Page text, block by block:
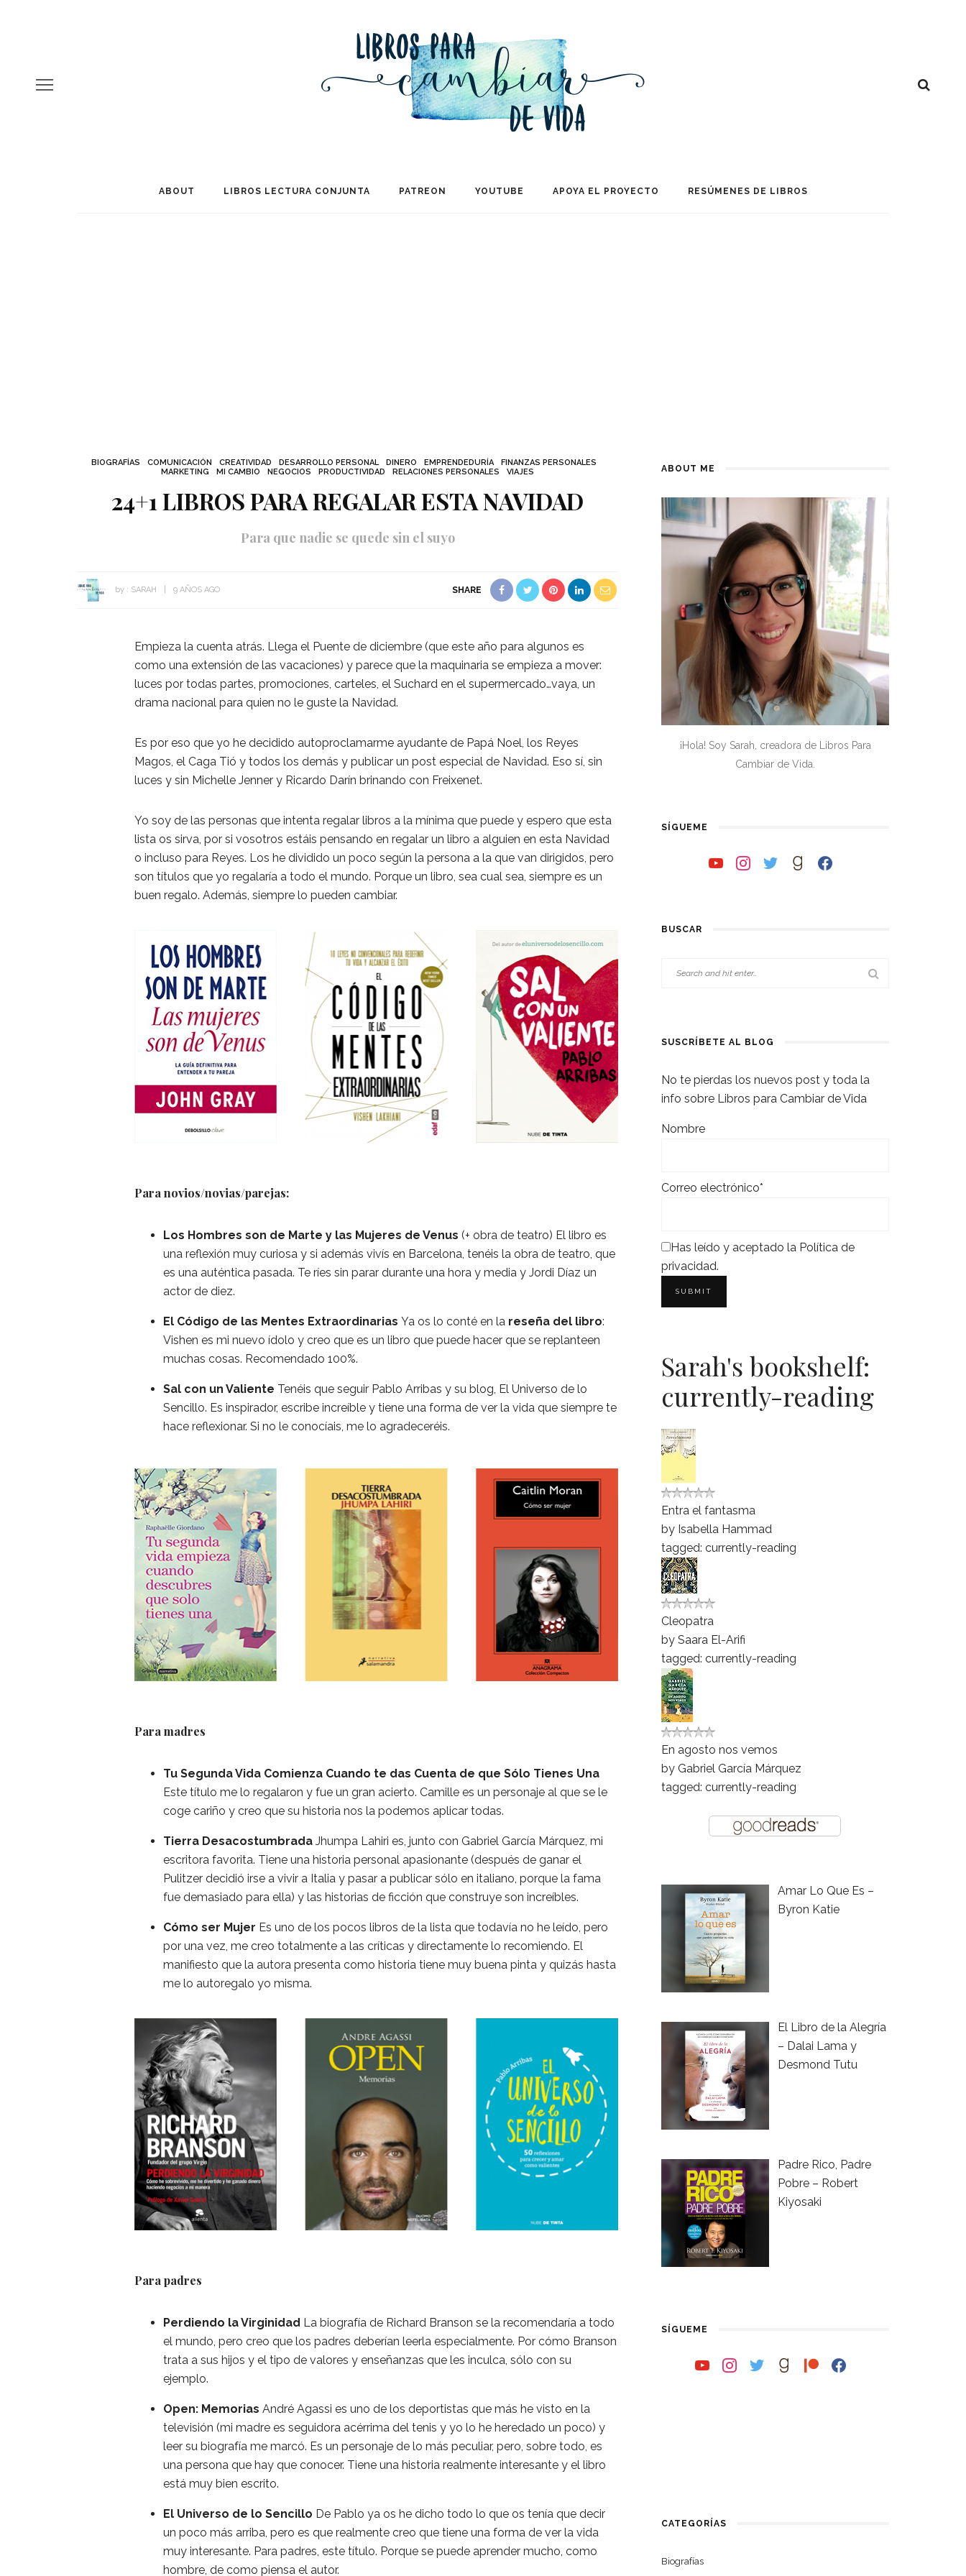
ABOUT LIBROS LECTURA CONJUNTA PATREON YOUTUBE APOYA EL PROYECTO RESÚMENES DE LIBROS
BIOGRAFÍAS COMUNICACIÓN CREATIVIDAD DESARROLLO PERSONAL DINERO EMPRENDEDURÍA
FINANZAS PERSONALES
MARKETING
MI CAMBIO NEGOCIOS PRODUCTIVIDAD RELACIONES PERSONALES VIAJES
24+1 LIBROS PARA REGALAR ESTA NAVIDAD
Para que nadie se quede sin el suyo
by : SARAH 9 AÑOS AGO SHARE
Empieza la cuenta atrás. Llega el Puente de diciembre (que este año para algunos es
como una extensión de las vacaciones) y parece que la maquinaria se empieza a mover:
luces por todas partes, promociones, carteles, el Suchard en el supermercado…vaya, un
drama nacional para quien no le guste la Navidad.
Es por eso que yo he decidido autoproclamarme ayudante de Papá Noel, los Reyes
Magos, el Caga Tió y todos los demás y publicar un post especial de Navidad. Eso sí, sin
luces y sin Michelle Jenner y Ricardo Darín brinando con Freixenet.
Yo soy de las personas que intenta regalar libros a la mínima que puede y espero que esta
lista os sirva, por si vosotros estáis pensando en regalar un libro a alguien en esta Navidad
o incluso para Reyes. Los he dividido un poco según la persona a la que van dirigidos, pero
son títulos que yo regalaría a todo el mundo. Porque un libro, sea cual sea, siempre es un
buen regalo. Además, siempre lo pueden cambiar.
Para novios/novias/parejas:
Los Hombres son de Marte y las Mujeres de Venus (+ obra de teatro) El libro es
una reflexión muy curiosa y si además vivís en Barcelona, tenéis la obra de teatro, que
es una auténtica pasada. Te ríes sin parar durante una hora y media y Jordi Díaz un
actor de diez.
El Código de las Mentes Extraordinarias Ya os lo conté en la reseña del libro:
Vishen es mi nuevo ídolo y creo que es un libro que puede hacer que se replanteen
muchas cosas. Recomendado 100%.
Sal con un Valiente Tenéis que seguir Pablo Arribas y su blog, El Universo de lo
Sencillo. Es inspirador, escribe increíble y tiene una forma de ver la vida que siempre te
hace reflexionar. Si no le conocíais, me lo agradeceréis.
Para madres
Tu Segunda Vida Comienza Cuando te das Cuenta de que Sólo Tienes Una
Este título me lo regalaron y fue un gran acierto. Camille es un personaje al que se le
coge cariño y creo que su historia nos la podemos aplicar todas.
Tierra Desacostumbrada Jhumpa Lahiri es, junto con Gabriel García Márquez, mi
escritora favorita. Tiene una historia personal apasionante (después de ganar el
Pulitzer decidió irse a vivir a Italia y pasar a publicar sólo en italiano, porque la fama
fue demasiado para ella) y las historias de ficción que construye son increíbles.
Cómo ser Mujer Es uno de los pocos libros de la lista que todavía no he leído, pero
por una vez, me creo totalmente a las críticas y directamente lo recomiendo. El
manifiesto que la autora presenta como historia tiene muy buena pinta y quizás hasta
me lo autoregalo yo misma.
Para padres
Perdiendo la Virginidad La biografía de Richard Branson se la recomendaría a todo
el mundo, pero creo que los padres deberían leerla especialmente. Por cómo Branson
trata a sus hijos y el tipo de valores y enseñanzas que les inculca, sólo con su
ejemplo.
Open: Memorias André Agassi es uno de los deportistas que más he visto en la
televisión (mi madre es seguidora acérrima del tenis y yo lo he heredado un poco) y
leer su biografía me marcó. Es un personaje de lo más peculiar, pero, sobre todo, es
una persona que hay que conocer. Tiene una historia realmente interesante y el libro
está muy bien escrito.
El Universo de lo Sencillo De Pablo ya os he dicho todo lo que os tenía que decir
un poco más arriba, pero es que realmente creo que tiene una forma de ver la vida
muy interesante. Para padres, este título. Porque se puede aprender mucho, como
hombre, de como piensa el autor.
ABOUT ME
¡Hola! Soy Sarah, creadora de Libros Para
Cambiar de Vida.
SÍGUEME
youtubeinstagramtwittergoodreadsfacebook
BUSCAR
SUSCRÍBETE AL BLOG
No te pierdas los nuevos post y toda la
info sobre Libros para Cambiar de Vida
Nombre
Correo electrónico*
Has leído y aceptado la Política de
privacidad.
Sarah's bookshelf:
currently-reading
Entra el fantasma
by Isabella Hammad
tagged: currently-reading
Cleopatra
bySaara El-Arifi
tagged: currently-reading
En agosto nos vemos
by Gabriel García Márquez
tagged: currently-reading
Amar Lo Que Es –
Byron Katie
El Libro de la Alegría
– Dalai Lama y
Desmond Tutu
Padre Rico, Padre
Pobre – Robert
Kiyosaki
SÍGUEME
youtubeinstagramtwittergoodreads
patreonfacebook
CATEGORÍAS
Biografías